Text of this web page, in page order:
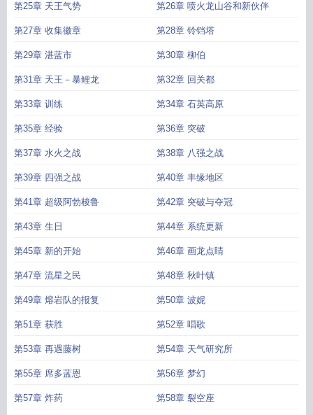
第25章 天王气势 第26章 喷火龙山谷和新伙伴
第27章 收集徽章 第28章 铃铛塔
第29章 湛蓝市 第30章 柳伯
第31章 天王－暴鲤龙 第32章 回关都
第33章 训练 第34章 石英高原
第35章 经验 第36章 突破
第37章 水火之战 第38章 八强之战
第39章 四强之战 第40章 丰缘地区
第41章 超级阿勃梭鲁 第42章 突破与夺冠
第43章 生日 第44章 系统更新
第45章 新的开始 第46章 画龙点睛
第47章 流星之民 第48章 秋叶镇
第49章 熔岩队的报复 第50章 波妮
第51章 获胜 第52章 唱歌
第53章 再遇藤树 第54章 天气研究所
第55章 席多蓝恩 第56章 梦幻
第57章 炸药 第58章 裂空座